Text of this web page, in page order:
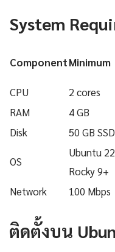
System
ComponentMinimum
CPU
2 cores
RAM
4 GB
Disk
50 GB SSD
OS
Ubuntu
Rocky 9+
Network 100 Mbps
ติดตั้งบน